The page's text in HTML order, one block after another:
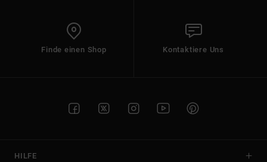
Finde einen Shop Kontaktiere Uns
HILFE